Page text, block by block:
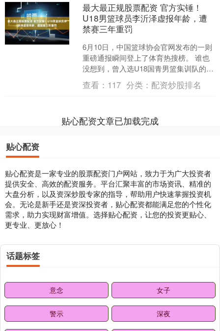
最大最正规股票配资 官方实锤！
U18男篮球员李沂泽虚报年龄，遭
禁赛三年重罚
6月10日，中国篮球协会官网发布的一则
重磅通报瞬间登上了体育热搜榜。 谁也
没想到，曾入选U18国青男篮集训队的球
员李沂泽竟以虚报年龄来进行参赛。 而
面对这一恶劣....
查看： 117 分类： 配资炒股排名
贴心配资文章已加载完成
贴心配资
贴心配资是一家专业的股票配资门户网站，致力于为广大投资者
提供安全、高效的配资服务。平台汇聚丰富的市场资讯、精准的
大盘分析，以及资深炒股专家的指导，帮助用户快速掌握投资机
会。无论是新手还是资深投资者，贴心配资都能满足您的个性化
需求，助力实现财富增值。选择贴心配资，让您的投资更贴心、
更专业、更放心！
话题标签
意念 女子
警示 深夜